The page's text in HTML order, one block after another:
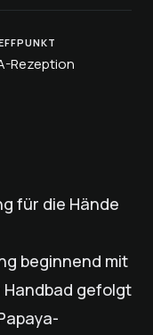
Rezeption
für die Hände
beginnend mit
gefolgt